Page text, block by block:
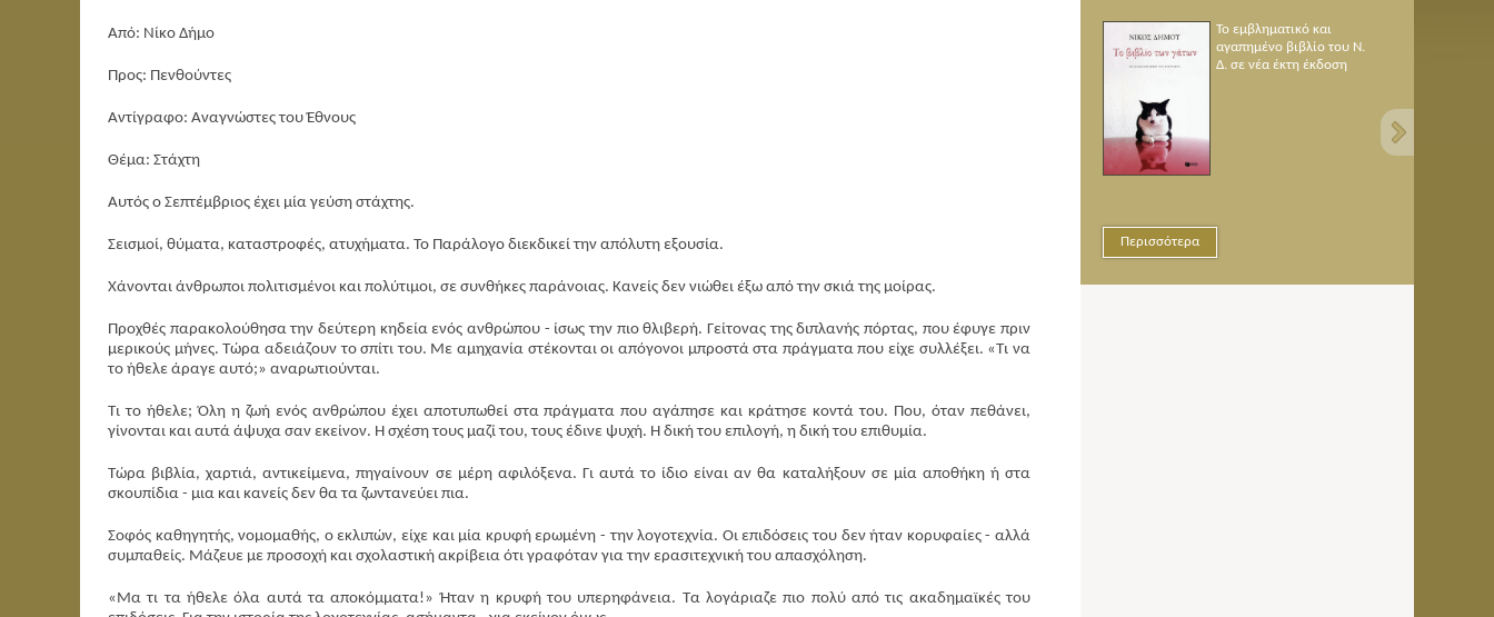
Από: Νίκο Δήμο
Προς: Πενθούντες
Αντίγραφο: Αναγνώστες του Έθνους
Θέμα: Στάχτη
Αυτός ο Σεπτέμβριος έχει μία γεύση στάχτης.
Σεισμοί, θύματα, καταστροφές, ατυχήματα. Το Παράλογο διεκδικεί την απόλυτη εξουσία.
Χάνονται άνθρωποι πολιτισμένοι και πολύτιμοι, σε συνθήκες παράνοιας. Κανείς δεν νιώθει έξω από την σκιά της μοίρας.
Προχθές παρακολούθησα την δεύτερη κηδεία ενός ανθρώπου - ίσως την πιο θλιβερή. Γείτονας της διπλανής πόρτας, που έφυγε πριν
μερικούς μήνες. Τώρα αδειάζουν το σπίτι του. Με αμηχανία στέκονται οι απόγονοι μπροστά στα πράγματα που είχε συλλέξει. «Τι να
το ήθελε άραγε αυτό;» αναρωτιούνται.
Τι το ήθελε; Όλη η ζωή ενός ανθρώπου έχει αποτυπωθεί στα πράγματα που αγάπησε και κράτησε κοντά του. Που, όταν πεθάνει,
γίνονται και αυτά άψυχα σαν εκείνον. Η σχέση τους μαζί του, τους έδινε ψυχή. Η δική του επιλογή, η δική του επιθυμία.
Τώρα βιβλία, χαρτιά, αντικείμενα, πηγαίνουν σε μέρη αφιλόξενα. Γι αυτά το ίδιο είναι αν θα καταλήξουν σε μία αποθήκη ή στα
σκουπίδια - μια και κανείς δεν θα τα ζωντανεύει πια.
Σοφός καθηγητής, νομομαθής, ο εκλιπών, είχε και μία κρυφή ερωμένη - την λογοτεχνία. Οι επιδόσεις του δεν ήταν κορυφαίες - αλλά
συμπαθείς. Μάζευε με προσοχή και σχολαστική ακρίβεια ότι γραφόταν για την ερασιτεχνική του απασχόληση.
«Μα τι τα ήθελε όλα αυτά τα αποκόμματα!» Ήταν η κρυφή του υπερηφάνεια. Τα λογάριαζε πιο πολύ από τις ακαδημαϊκές του
αγαπημένο βιβλίο του Ν.
Δ. σε νέα έκτη έκδοση